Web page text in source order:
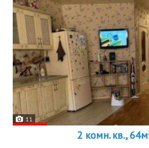
11
2 комн. кв.,